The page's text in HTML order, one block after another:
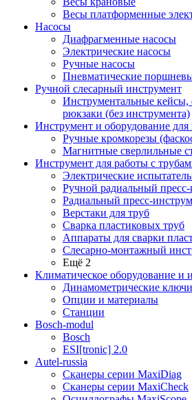
Весы платформенные
Насосы
Диафрагменные насосы
Электрические насосы
Ручные насосы
Пневматические
Ручной слесарный инструмент
Инструментальные
рюкзаки (без инструмента)
Инструмент и оборудование для
Ручные кромкорезы
Магнитные сверлильные
Инструмент для работы с
Электрические
Ручной радиальный
Радиальный пресс-
Верстаки для труб
Сварка пластиковых труб
Аппараты для сварки
Слесарно-монтажный
Ещё 2
Климатическое оборудование и
Динамометрические
Опции и материалы
Станции
Bosch-modul
Bosch
ESI[tronic] 2.0
Autel-russia
Сканеры серии MaxiDiag
Сканеры серии MaxiCheck